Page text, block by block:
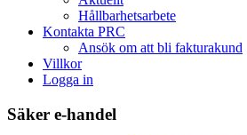
Hållbarhetsarbete
Kontakta PRC
Ansök om att bli fakturakund
Villkor
Logga in
Säker e-handel